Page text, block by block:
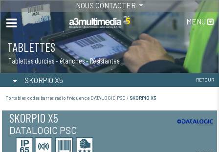
NOUS CONTACTER
MENU
TABLETTES
Tablettes durcies - étanches - Résistantes
SKORPIO X5 RETOUR
Portables codes barres radio fréquence DATALOGIC PSC / SKORPIO X5
SKORPIO X5
DATALOGIC PSC